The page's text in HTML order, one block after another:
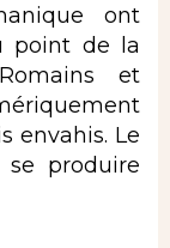
ont
point de la
et
envahis. Le
se produire